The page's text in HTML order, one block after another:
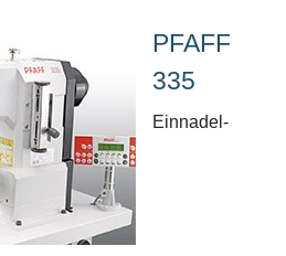
PFAFF
335
Einnadel-